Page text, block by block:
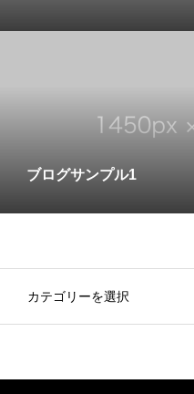
ブログサンプル1